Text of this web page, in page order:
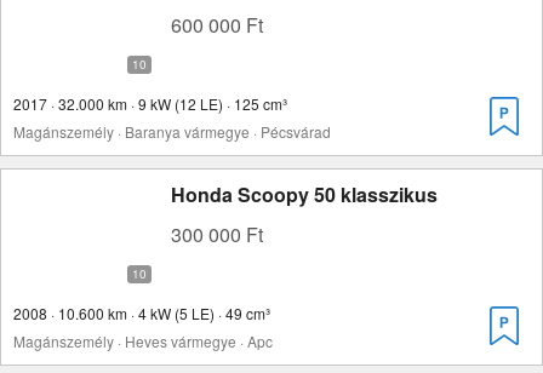
600 000 Ft
2017 · 32.000 km · 9 kW (12 LE) · 125 cm³
Magánszemély · Baranya vármegye · Pécsvárad
Honda Scoopy 50 klasszikus
300 000 Ft
2008 · 10.600 km · 4 kW (5 LE) · 49 cm³
Magánszemély · Heves vármegye · Apc